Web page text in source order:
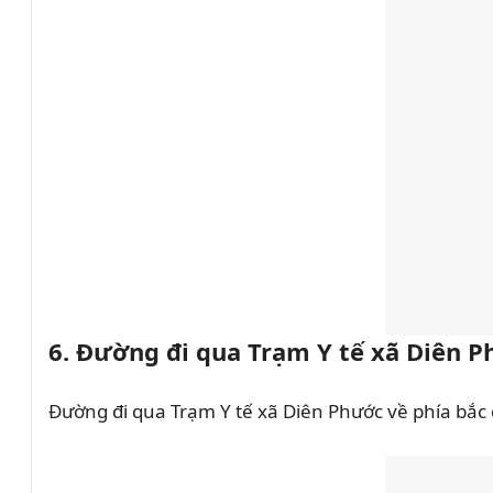
6. Đường đi qua Trạm Y tế xã Diên
Đường đi qua Trạm Y tế xã Diên Phước về phía